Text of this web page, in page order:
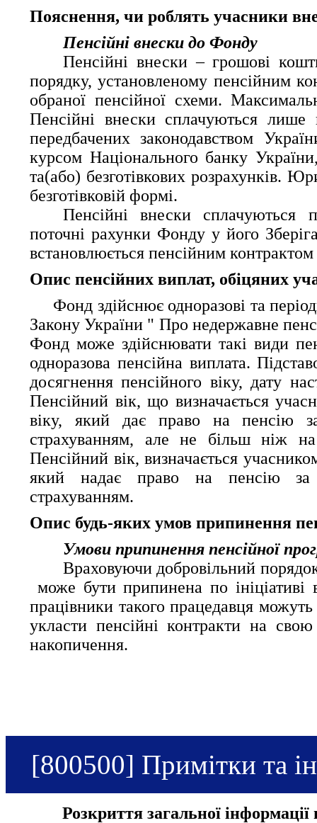
Пояснення, чи роблять учасники
Пенсійні внески до Фонду
Пенсійні внески – грошові
порядку, установленому пенсійним
обраної пенсійної схеми.
Пенсійні внески сплачуються
передбачених законодавством
курсом Національного банку
та(або) безготівкових розрахунків.
безготівковій формі.
Пенсійні внески сплачуються
поточні рахунки Фонду у його
встановлюється пенсійним
Опис пенсійних виплат, обіцяних
Фонд здійснює одноразові та
Закону України " Про недержавне
Фонд може здійснювати такі види
одноразова пенсійна виплата.
досягнення пенсійного віку, дату
Пенсійний вік, що визначається
віку, який дає право на пенсію за
страхуванням, але не більш ніж
Пенсійний вік, визначається
який надає право на пенсію за
страхуванням.
Опис будь-яких умов припинення
Умови припинення пенсійної
Враховуючи добровільний
може бути припинена по
працівники такого працедавця
укласти пенсійні контракти на
накопичення.
[800500] Примітки та
Розкриття загальної інформації